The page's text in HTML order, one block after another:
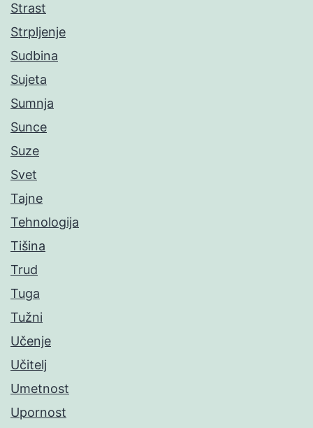
Strast
Strpljenje
Sudbina
Sujeta
Sumnja
Sunce
Suze
Svet
Tajne
Tehnologija
Tišina
Trud
Tuga
Tužni
Učenje
Učitelj
Umetnost
Upornost